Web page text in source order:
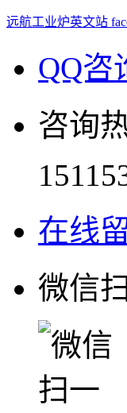
远航工业炉英文站
QQ咨
咨询
在线
微信